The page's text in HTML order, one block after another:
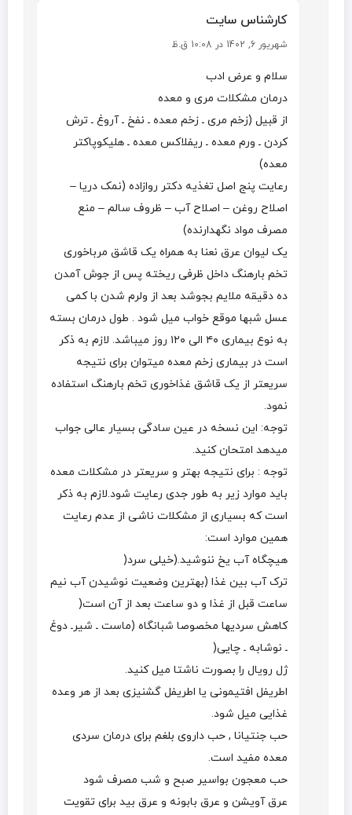
کارشناس سایت
شهریور 6, 1402 در 10:08 ق.ظ
سلام و عرض ادب
درمان مشکلات مری و معده
از قبیل (زخم مری ـ زخم معده ـ نفخ ـ آروغ ـ ترش
کردن ـ ورم معده ـ ریفلاکس معده ـ هلیکوپاکتر
معده)
رعایت پنج اصل تغذیه دکتر روازاده (نمک دریا –
اصلاح روغن – اصلاح آب – ظروف سالم – منع
مصرف مواد نگهدارنده)
یک لیوان عرق نعنا به همراه یک قاشق مرباخوری
تخم بارهنگ داخل ظرفی ریخته پس از جوش آمدن
ده دقیقه ملایم بجوشد بعد از ولرم شدن با کمی
عسل شبها موقع خواب میل شود . طول درمان بسته
به نوع بیماری ۴۰ الی ۱۲۰ روز میباشد. لازم به ذکر
است در بیماری زخم معده میتوان برای نتیجه
سریعتر از یک قاشق غذاخوری تخم بارهنگ استفاده
نمود.
توجه: این نسخه در عین سادگی بسیار عالی جواب
میدهد امتحان کنید.
توجه : برای نتیجه بهتر و سریعتر در مشکلات معده
باید موارد زیر به طور جدی رعایت شود.لازم به ذکر
است که بسیاری از مشکلات ناشی از عدم رعایت
همین موارد است:
هیچگاه آب یخ ننوشید.(خیلی سرد(
ترک آب بین غذا (بهترین وضعیت نوشیدن آب نیم
ساعت قبل از غذا و دو ساعت بعد از آن است(
کاهش سردیها مخصوصا شبانگاه (ماست ـ شیرـ دوغ
ـ نوشابه ـ چایی(
ژل رویال را بصورت ناشتا میل کنید.
اطریفل افتیمونی یا اطریفل گشنیزی بعد از هر وعده
غذایی میل شود.
حب جنتیانا , حب داروی بلغم برای درمان سردی
معده مفید است.
حب معجون بواسیر صبح و شب مصرف شود
عرق آویشن و عرق بابونه و عرق بید برای تقویت